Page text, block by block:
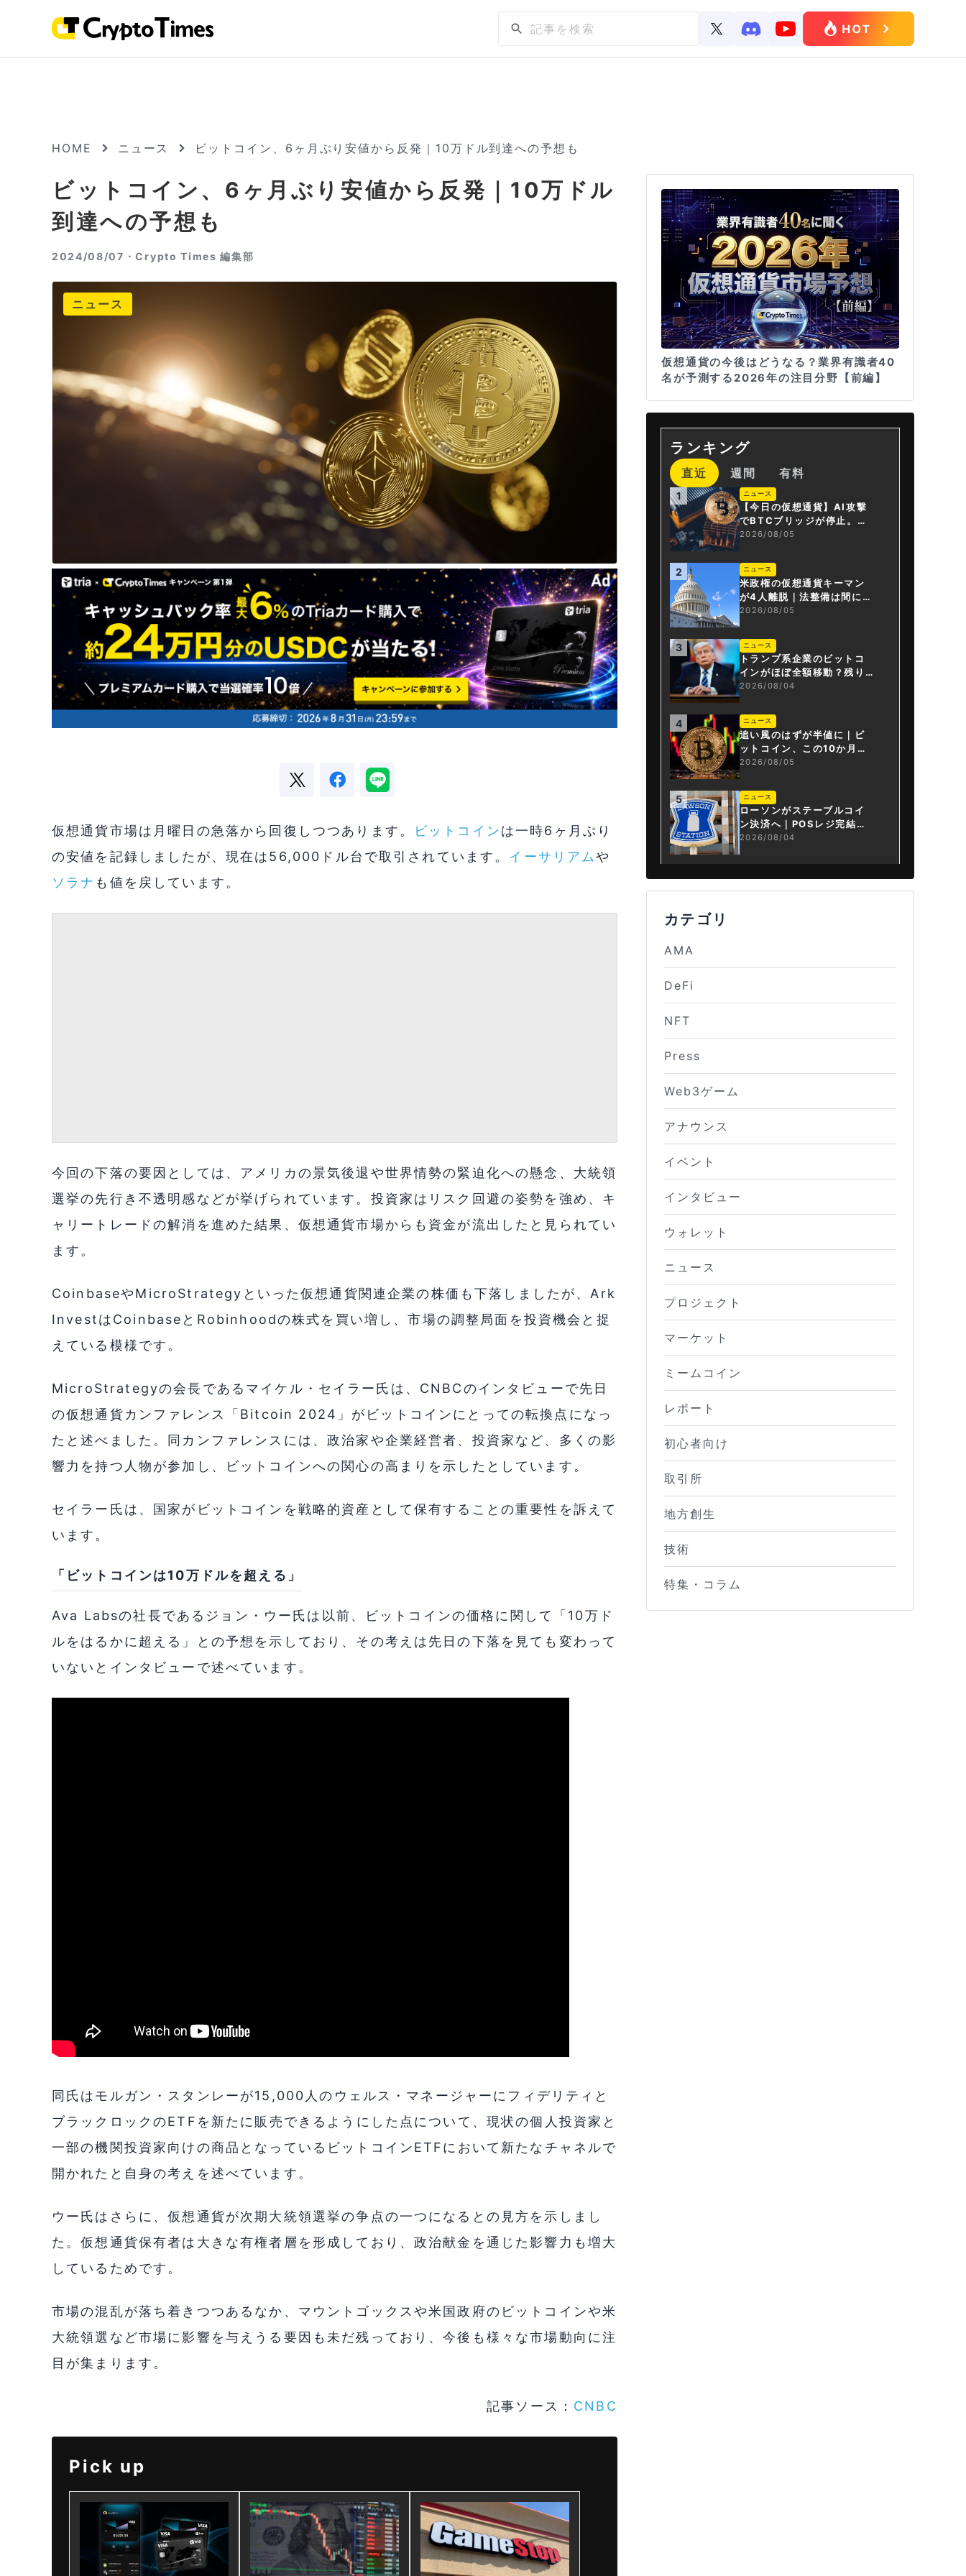
HOME ニュース ビットコイン、6ヶ月ぶり安値から反発｜10万ドル到達への予想も
ビットコイン、6ヶ月ぶり安値から反発｜10万ドル
到達への予想も
2024/08/07・Crypto Times 編集部
ニュース
仮想通貨市場は月曜日の急落から回復しつつあります。 ビットコインは一時6ヶ月ぶり
の安値を記録しましたが、現在は56,000ドル台で取引されています。 イーサリアムや
ソラナ も値を戻しています。
今回の下落の要因としては、アメリカの景気後退や世界情勢の緊迫化への懸念、大統領
選挙の先行き不透明感などが挙げられています。投資家はリスク回避の姿勢を強め、キ
ャリートレードの解消を進めた結果、仮想通貨市場からも資金が流出したと見られてい
ます。
CoinbaseやMicroStrategyといった仮想通貨関連企業の株価も下落しましたが、Ark
InvestはCoinbaseとRobinhoodの株式を買い増し、市場の調整局面を投資機会と捉
えている模様です。
MicroStrategyの会長であるマイケル・セイラー氏は、CNBCのインタビューで先日
の仮想通貨カンファレンス「Bitcoin 2024」がビットコインにとっての転換点になっ
たと述べました。同カンファレンスには、政治家や企業経営者、投資家など、多くの影
響力を持つ人物が参加し、ビットコインへの関心の高まりを示したとしています。
セイラー氏は、国家がビットコインを戦略的資産として保有することの重要性を訴えて
います。
「ビットコインは10万ドルを超える」
Ava Labsの社長であるジョン・ウー氏は以前、ビットコインの価格に関して「10万ド
ルをはるかに超える」との予想を示しており、その考えは先日の下落を見ても変わって
いないとインタビューで述べています。
同氏はモルガン・スタンレーが15,000人のウェルス・マネージャーにフィデリティと
ブラックロックのETFを新たに販売できるようにした点について、現状の個人投資家と
一部の機関投資家向けの商品となっているビットコインETFにおいて新たなチャネルで
開かれたと自身の考えを述べています。
ウー氏はさらに、仮想通貨が次期大統領選挙の争点の一つになるとの見方を示しまし
た。仮想通貨保有者は大きな有権者層を形成しており、政治献金を通じた影響力も増大
しているためです。
市場の混乱が落ち着きつつあるなか、マウントゴックスや米国政府のビットコインや米
大統領選など市場に影響を与えうる要因も未だ残っており、今後も様々な市場動向に注
目が集まります。
記事ソース： CNBC
Pick up
仮想通貨の今後はどうなる？業界有識者40
名が予測する2026年の注目分野【前編】
ランキング
直近 週間 有料
1 ニュース
【今日の仮想通貨】AI攻撃
でBTCブリッジが停止。金
融庁が「暗号資産・ステー
2026/08/05
2 ニュース
米政権の仮想通貨キーマン
が4人離脱｜法整備は間に合
うか
2026/08/05
3 ニュース
トランプ系企業のビットコ
インがほぼ全額移動？残り
は3.43BTCか
2026/08/04
4 ニュース
追い風のはずが半値に｜ビ
ットコイン、この10か月で
何が起きたか
2026/08/05
5 ニュース
ローソンがステーブルコイ
ン決済へ｜POSレジ完結は
国内初
2026/08/04
カテゴリ
AMA
DeFi
NFT
Press
Web3ゲーム
アナウンス
イベント
インタビュー
ウォレット
ニュース
プロジェクト
マーケット
ミームコイン
レポート
初心者向け
取引所
地方創生
技術
特集・コラム